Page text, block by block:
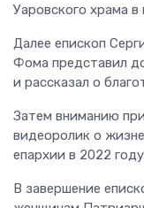
Уаровского храма в
Далее епископ
Фома представил
и рассказал о
Затем вниманию
видеоролик о
епархии в 2022
В завершение